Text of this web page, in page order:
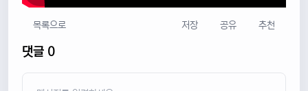
목록으로 저장 공유 추천
댓글 0